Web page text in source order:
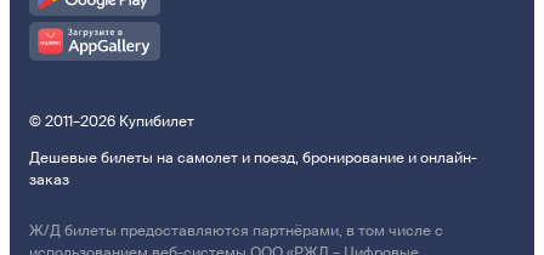
© 2011–2026 Купибилет
Дешевые билеты на самолет и поезд, бронирование и онлайн-
заказ
Ж/Д билеты предоставляются партнёрами, в том числе с